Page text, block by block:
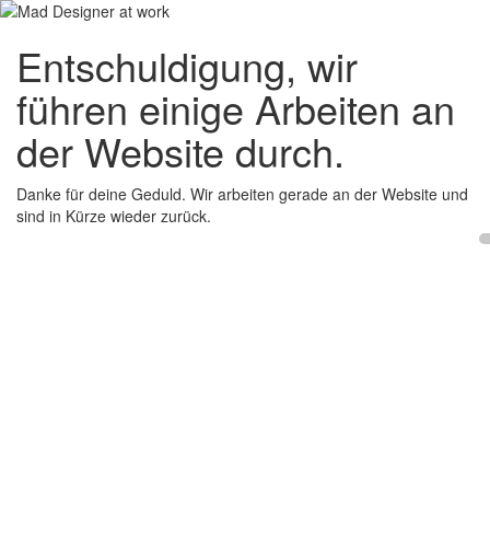
Entschuldigung, wir
führen einige Arbeiten an
der Website durch.
Danke für deine Geduld. Wir arbeiten gerade an der Website und
sind in Kürze wieder zurück.